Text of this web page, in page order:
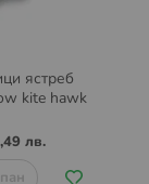
ястреб
kite hawk
лв.